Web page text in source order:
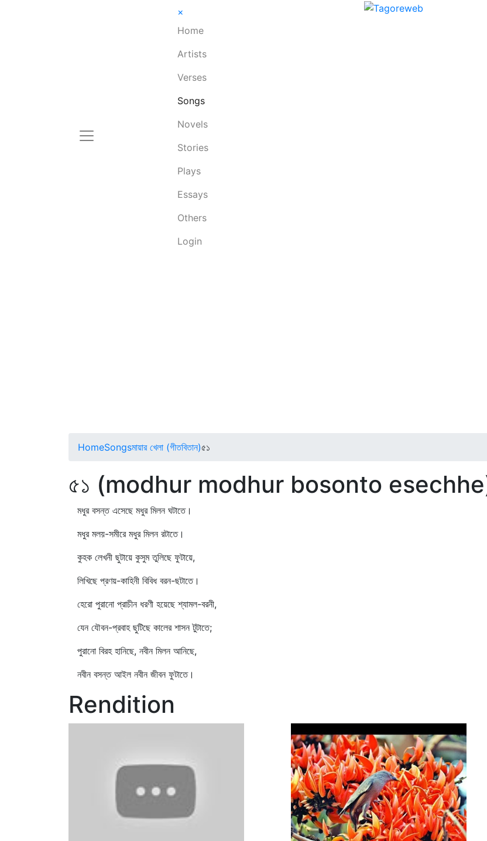
×
Home
Artists
Verses
Songs
Novels
Stories
Plays
Essays
Others
Login
HomeSongsমায়ার খেলা (গীতবিতান)৫১
৫১ (modhur modhur bosonto
মধুর বসন্ত এসেছে মধুর মিলন ঘটাতে।
মধুর মলয়-সমীরে মধুর মিলন রটাতে।
কুহক লেখনী ছুটায়ে কুসুম তুলিছে ফুটায়ে,
লিখিছে প্রণয়-কাহিনী বিবিধ বরন-ছটাতে।
হেরো পুরানো প্রাচীন ধরণী হয়েছে শ্যামল-বরনী,
যেন যৌবন-প্রবাহ ছুটিছে কালের শাসন টুটাতে;
পুরানো বিরহ হানিছে, নবীন মিলন আনিছে,
নবীন বসন্ত আইল নবীন জীবন ফুটাতে।
Rendition